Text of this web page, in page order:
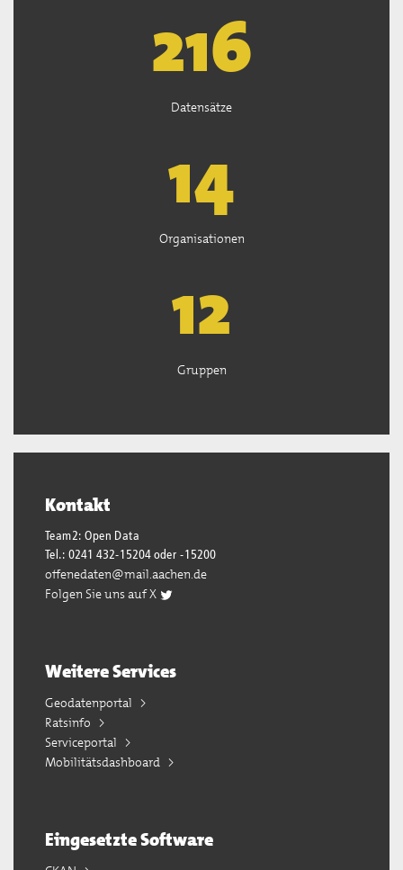
219
Datensätze
14
Organisationen
13
Gruppen
Kontakt
Team2: Open Data
Tel.: 0241 432-15204 oder -15200
offenedaten@mail.aachen.de
Folgen Sie uns auf X
Weitere Services
Geodatenportal
Ratsinfo
Serviceportal
Mobilitätsdashboard
Eingesetzte Software